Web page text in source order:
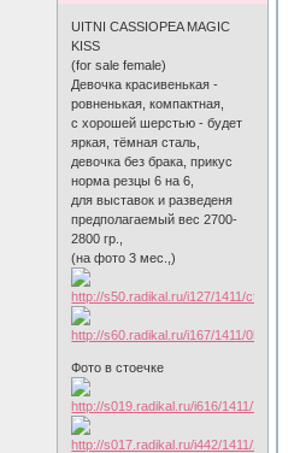
UITNI CASSIOPEA MAGIC
KISS
(for sale female)
Девочка красивенькая -
ровненькая, компактная,
c хорошей шерстью - будет
яркая, тёмная сталь,
девочка без брака, прикус
норма резцы 6 на 6,
для выставок и разведеня
предполагаемый вес 2700-
2800 гр.,
(на фото 3 мес.,)
Фото в стоечке